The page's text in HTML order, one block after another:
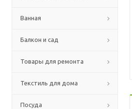
Ванная
Балкон и сад
Товары для ремонта
Текстиль для дома
Посуда